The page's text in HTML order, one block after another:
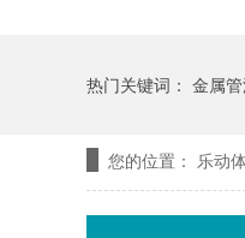
热门关键词： 金属
您的位置： 乐动